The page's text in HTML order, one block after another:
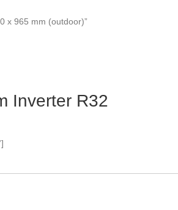
x 965 mm (outdoor)”
Inverter R32